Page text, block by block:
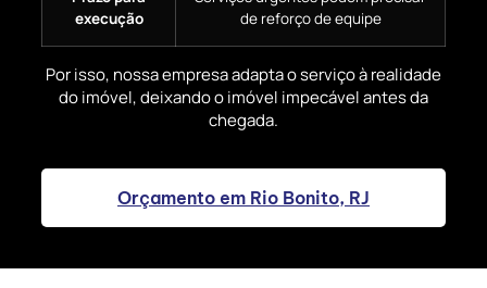
execução
de reforço de equipe
Por isso, nossa empresa adapta o serviço à realidade
do imóvel, deixando o imóvel impecável antes da
chegada.
Orçamento em Rio Bonito, RJ